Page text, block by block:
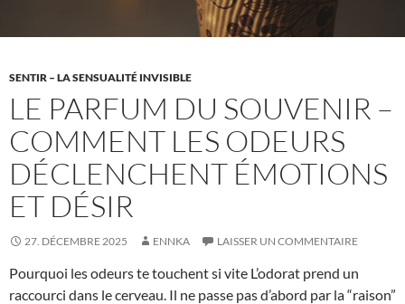
SENTIR – LA SENSUALITÉ INVISIBLE
LE PARFUM DU SOUVENIR –
COMMENT LES ODEURS
DÉCLENCHENT ÉMOTIONS
ET DÉSIR
27. DÉCEMBRE 2025 ENNKA LAISSER UN COMMENTAIRE
Pourquoi les odeurs te touchent si vite L’odorat prend un
raccourci dans le cerveau. Il ne passe pas d’abord par la “raison”